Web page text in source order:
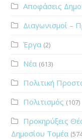
Αποφάσεις
Διαγωνισμοί –
Έργα (2)
Νέα (613)
Πολιτική
Πολιτισμός (107)
Προκηρύξεις
Δημοσίου Τομέα